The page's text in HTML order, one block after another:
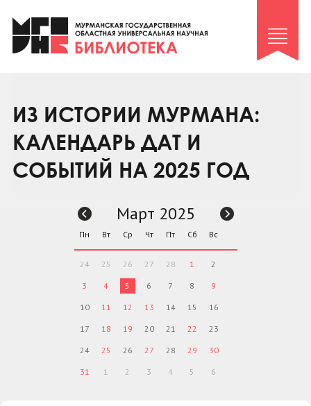
Клуб «Гиря и сельдерей»
Клуб «Семейный архив»
Коллегам
Контакты
ИЗ ИСТОРИИ МУРМАНА:
КАЛЕНДАРЬ ДАТ И
СОБЫТИЙ НА 2025 ГОД
Март 2025
Пн Вт Ср Чт Пт Сб Вс
24 25 26 27 28 1 2
3 4 5 6 7 8 9
10 11 12 13 14 15 16
17 18 19 20 21 22 23
24 25 26 27 28 29 30
31 1 2 3 4 5 6